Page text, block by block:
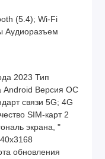
(5.4); Wi-Fi
Аудиоразъем
2023 Тип
Android Версия ОС
связи 5G; 4G
SIM-карт 2
экрана, "
обновления